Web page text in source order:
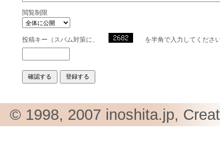
閲覧制限
投稿キー（スパム対策に、 を半角で入力してくださ
© 1998, 2007 inoshita.jp,